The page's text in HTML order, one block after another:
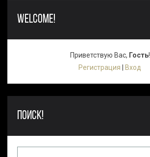
WELCOME!
Приветствую Вас, Гость!
Регистрация
Вход
ПОИСК!